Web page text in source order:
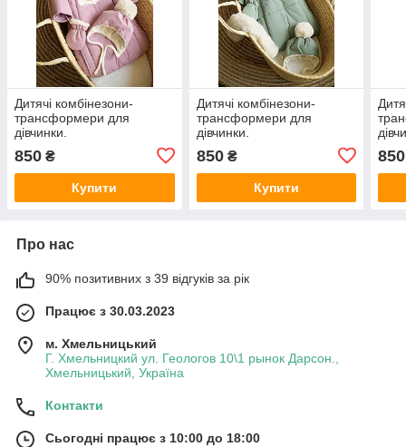
Дитячі комбінезони-
трансформери для
дівчинки.
850 ₴
Купити
Дитячі комбінезони-
трансформери для
дівчинки.
850₴
Купити
850
Про нас
90% позитивних з 39 відгуків за рік
Працює з 30.03.2023
м. Хмельницький
Г. Хмельницкий ул. Геологов 10\1 рынок Дарсон.,
Хмельницький, Україна
Контакти
Сьогодні працює з 10:00 до 18:00